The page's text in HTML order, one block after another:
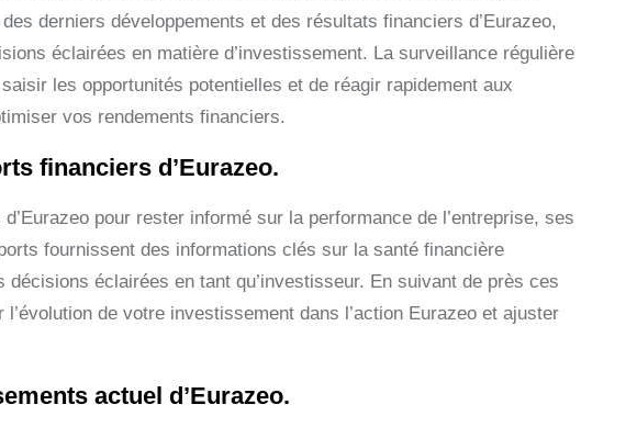
derniers développements et des résultats financiers d’Eurazeo,
éclairées en matière d’investissement. La surveillance régulière
les opportunités potentielles et de réagir rapidement aux
vos rendements financiers.
financiers d’Eurazeo.
pour rester informé sur la performance de l’entreprise, ses
fournissent des informations clés sur la santé financière
décisions éclairées en tant qu’investisseur. En suivant de près ces
de votre investissement dans l’action Eurazeo et ajuster
actuel d’Eurazeo.